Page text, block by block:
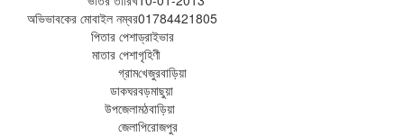
অভিভাবকের মোবাইল নম্বর01784421805
পিতার পেশাড্রাইভার
মাতার পেশাগৃহিণী
গ্রামখেজুরবাড়িয়া
ডাকঘরবড়মাছুয়া
উপজেলামঠবাড়িয়া
জেলাপিরোজপুর